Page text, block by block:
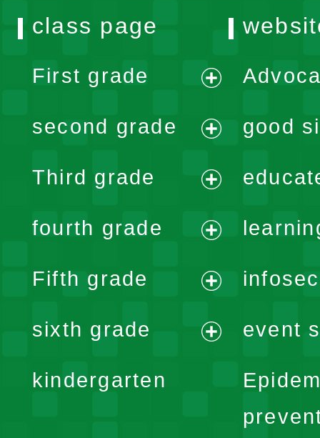
class page
First grade
menu
second grade
menu
Third grade
menu
fourth grade
menu
Fifth grade
menu
sixth grade
kindergarten
good
event